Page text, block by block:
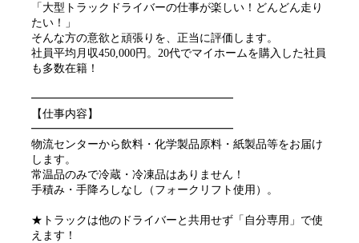
「大型トラックドライバーの仕事が楽しい！どんどん走り
たい！」
そんな方の意欲と頑張りを、正当に評価します。
社員平均月収450,000円。20代でマイホームを購入した社員
も多数在籍！
━━━━━━━━━━━━━━━━━━
【仕事内容】
━━━━━━━━━━━━━━━━━━
物流センターから飲料・化学製品原料・紙製品等をお届け
します。
常温品のみで冷蔵・冷凍品はありません！
手積み・手降ろしなし（フォークリフト使用）。
★トラックは他のドライバーと共用せず「自分専用」で使
えます！